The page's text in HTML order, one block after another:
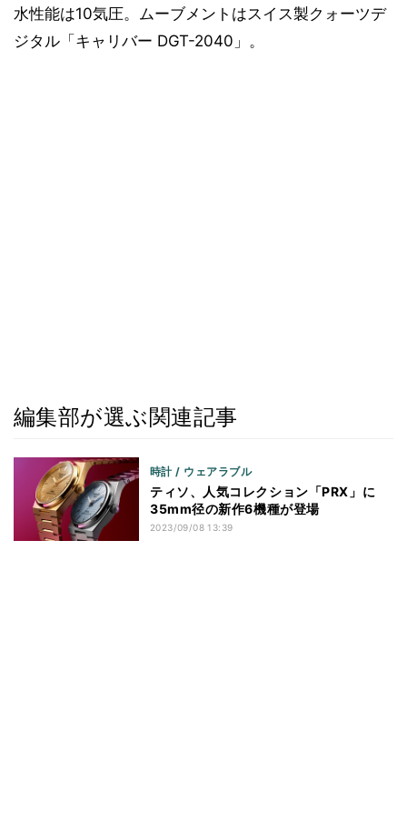
水性能は10気圧。ムーブメントはスイス製クォーツデ
ジタル「キャリバー DGT-2040」。
編集部が選ぶ関連記事
時計 / ウェアラブル
ティソ、人気コレクション「PRX」に
35mm径の新作6機種が登場
2023/09/08 13:39